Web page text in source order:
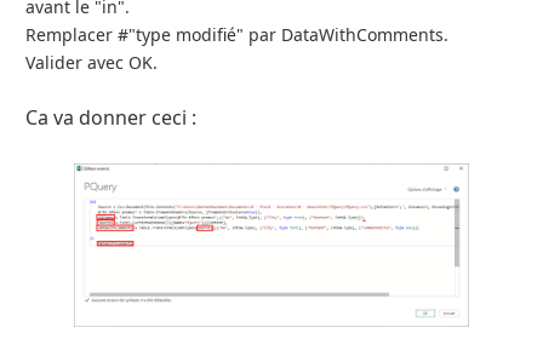
avant le "in".
Remplacer #"type modifié" par DataWithComments.
Valider avec OK.
Ca va donner ceci :